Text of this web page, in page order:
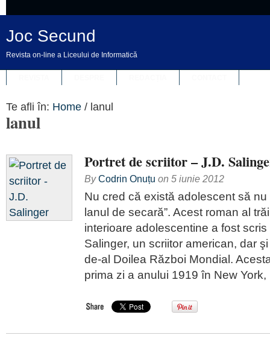
Joc Secund
Revista on-line a Liceului de Informatică
Te afli în: Home / lanul
lanul
Portret de scriitor – J.D.
ByCodrin Onuțu on 5 iunie 2012
Nu cred că există adolescent să nu
lanul de secară”. Acest roman al
interioare adolescentine a fost
Salinger, un scriitor american, dar
de-al Doilea Război Mondial.
prima zi a anului 1919 în New